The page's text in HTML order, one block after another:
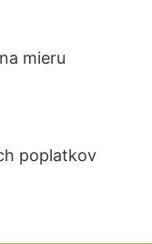
mieru
poplatkov